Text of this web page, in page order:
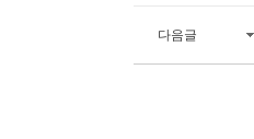
다음글